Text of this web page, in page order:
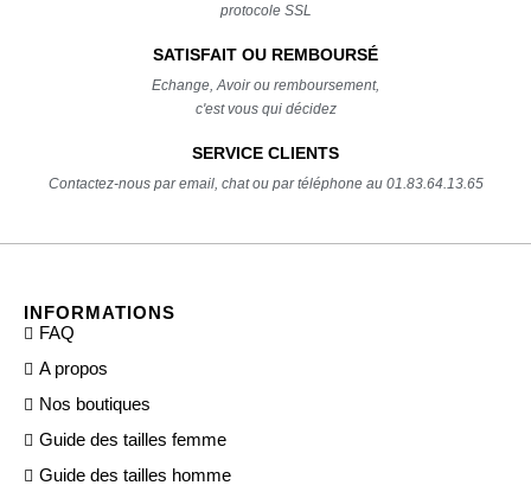
protocole SSL
SATISFAIT OU REMBOURSÉ
Echange, Avoir ou remboursement,
c'est vous qui décidez
SERVICE CLIENTS
Contactez-nous par email, chat ou par téléphone au 01.83.64.13.65
INFORMATIONS
FAQ
A propos
Nos boutiques
Guide des tailles femme
Guide des tailles homme